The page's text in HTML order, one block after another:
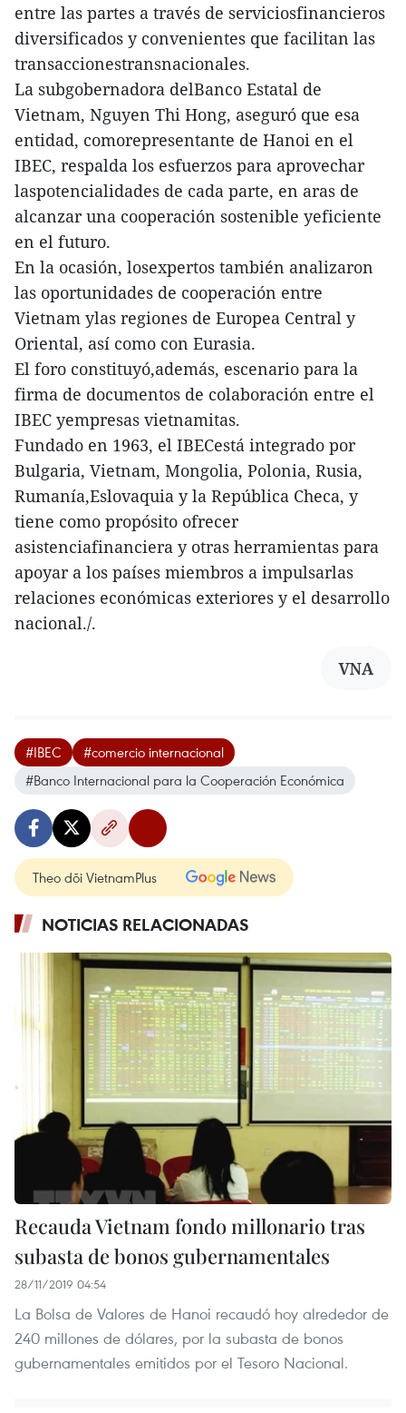
entre las partes a través de serviciosfinancieros
diversificados y convenientes que facilitan las
transaccionestransnacionales.
La subgobernadora delBanco Estatal de
Vietnam, Nguyen Thi Hong, aseguró que esa
entidad, comorepresentante de Hanoi en el
IBEC, respalda los esfuerzos para aprovechar
laspotencialidades de cada parte, en aras de
alcanzar una cooperación sostenible yeficiente
en el futuro.
En la ocasión, losexpertos también analizaron
las oportunidades de cooperación entre
Vietnam ylas regiones de Europea Central y
Oriental, así como con Eurasia.
El foro constituyó,además, escenario para la
firma de documentos de colaboración entre el
IBEC yempresas vietnamitas.
Fundado en 1963, el IBECestá integrado por
Bulgaria, Vietnam, Mongolia, Polonia, Rusia,
Rumanía,Eslovaquia y la República Checa, y
tiene como propósito ofrecer
asistenciafinanciera y otras herramientas para
apoyar a los países miembros a impulsarlas
relaciones económicas exteriores y el desarrollo
nacional./.
VNA
#IBEC
#comercio internacional
#Banco Internacional para la Cooperación Económica
Theo dõi VietnamPlus
NOTICIAS RELACIONADAS
Recauda Vietnam fondo millonario tras
subasta de bonos gubernamentales
28/11/2019 04:54
La Bolsa de Valores de Hanoi recaudó hoy alrededor de
240 millones de dólares, por la subasta de bonos
gubernamentales emitidos por el Tesoro Nacional.